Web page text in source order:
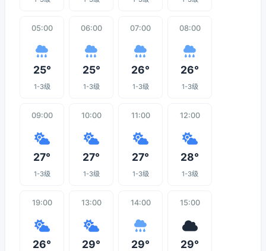
05:00
25°
1-3级
06:00
25°
1-3级
07:00
26°
1-3级
08:00
26°
1-3级
09:00
27°
1-3级
10:00
27°
1-3级
11:00
27°
1-3级
12:00
28°
1-3级
19:00
26°
13:00
29°
14:00
29°
15:00
29°